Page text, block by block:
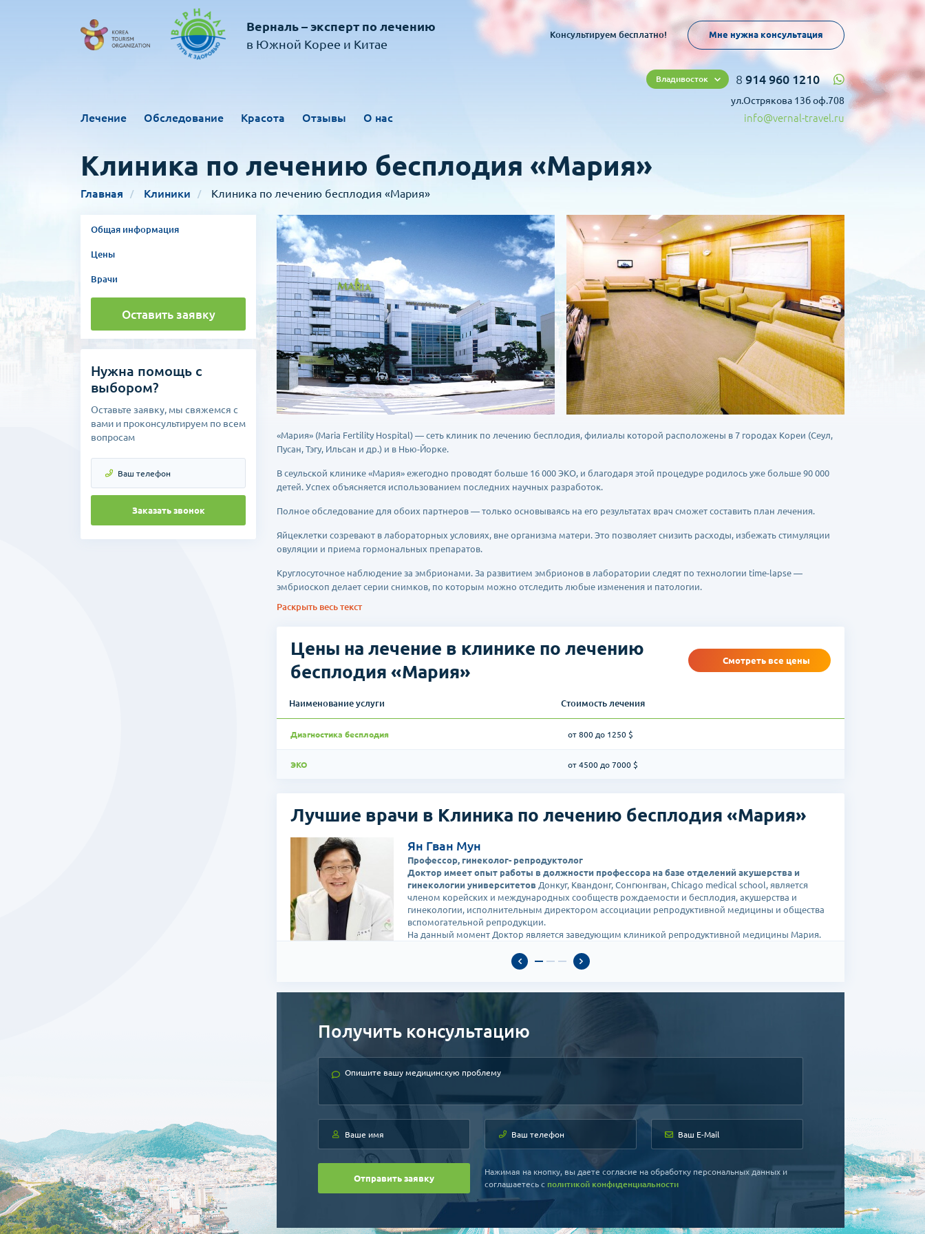
Верналь – эксперт по лечению
в Южной Корее и Китае
Консультируем бесплатно! Мне нужна консультация
Лечение Обследование Красота Отзывы О нас
Владивосток 8 914 960 1210
ул.Острякова 13б оф.708
info@vernal-travel.ru
Клиника по лечению бесплодия «Мария»
Главная Клиники Клиника по лечению бесплодия «Мария»
Общая информация
Цены
Врачи
Оставить заявку
Нужна помощь с
выбором?
Оставьте заявку, мы свяжемся с
вами и проконсультируем по всем
вопросам
Заказать звонок
«Мария» (Maria Fertility Hospital) — сеть клиник по лечению бесплодия, филиалы которой расположены в 7 городах Кореи (Сеул,
Пусан, Тэгу, Ильсан и др.) и в Нью-Йорке.
В сеульской клинике «Мария» ежегодно проводят больше 16 000 ЭКО, и благодаря этой процедуре родилось уже больше 90 000
детей. Успех объясняется использованием последних научных разработок.
Полное обследование для обоих партнеров — только основываясь на его результатах врач сможет составить план лечения.
Яйцеклетки созревают в лабораторных условиях, вне организма матери. Это позволяет снизить расходы, избежать стимуляции
овуляции и приема гормональных препаратов.
Круглосуточное наблюдение за эмбрионами. За развитием эмбрионов в лаборатории следят по технологии time-lapse —
эмбриоскоп делает серии снимков, по которым можно отследить любые изменения и патологии.
Дополнительные услуги — ИКСИ и ПИКСИ (внедрение отобранных врачом, здоровых сперматозоидов напрямую в яйцеклетку),
Раскрыть весь текст
Цены на лечение в клинике по лечению
бесплодия «Мария»
Смотреть все цены
Наименование услуги Стоимость лечения
Диагностика бесплодия от 800 до 1250 $
ЭКО от 4500 до 7000 $
Лучшие врачи в Клиника по лечению бесплодия «Мария»
Ян Гван Мун
Профессор, гинеколог- репродуктолог
Доктор имеет опыт работы в должности профессора на базе отделений акушерства и
гинекологии университетов Донкуг, Квандонг, Сонгюнгван, Chicago medical school, является
членом корейских и международных сообществ рождаемости и бесплодия, акушерства и
гинекологии, исполнительным директором ассоциации репродуктивной медицины и общества
вспомогательной репродукции.
На данный момент Доктор является заведующим клиникой репродуктивной медицины Мария.
Получить консультацию
Отправить заявку
Нажимая на кнопку, вы даете согласие на обработку персональных данных и
соглашаетесь c политикой конфиденциальности